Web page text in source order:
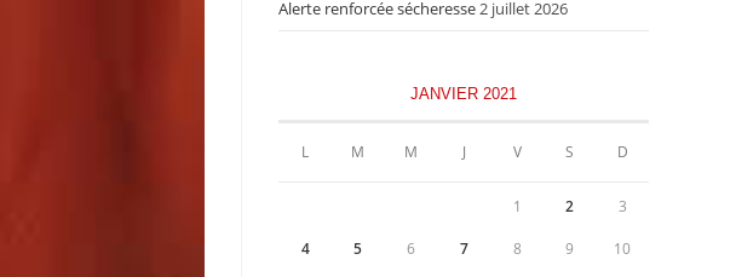
Alerte renforcée sécheresse2 juillet 2026
JANVIER 2021
L M M J V S D
1 2 3
4 5 6 7 8 9 10